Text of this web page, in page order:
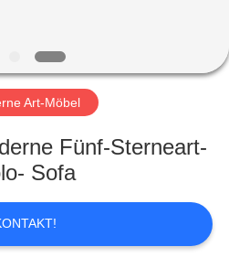
Art-Möbel
Fünf-Sterneart-
Sofa